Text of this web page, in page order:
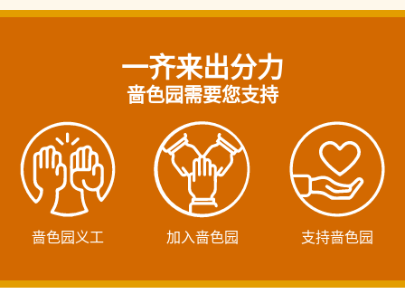
一齐来出分力
啬色园需要您支持
啬色园义工 加入啬色园 支持啬色园